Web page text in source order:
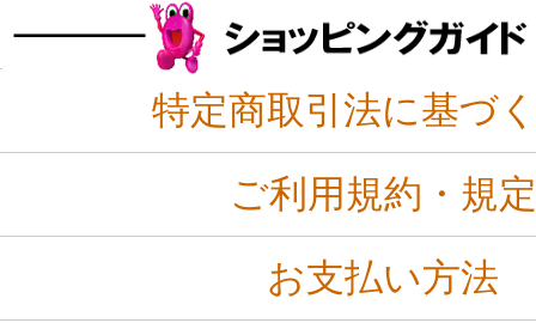
特定商取引法に基づ
ご利用規約・規定
お支払い方法